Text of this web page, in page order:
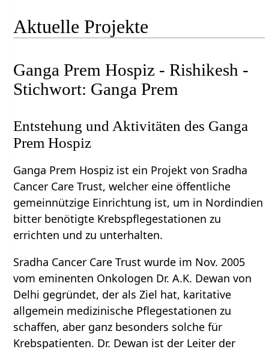
Aktuelle Projekte
Ganga Prem Hospiz - Rishikesh -
Stichwort: Ganga Prem
Entstehung und Aktivitäten des Ganga
Prem Hospiz
Ganga Prem Hospiz ist ein Projekt von Sradha
Cancer Care Trust, welcher eine öffentliche
gemeinnützige Einrichtung ist, um in Nordindien
bitter benötigte Krebspflegestationen zu
errichten und zu unterhalten.
Sradha Cancer Care Trust wurde im Nov. 2005
vom eminenten Onkologen Dr. A.K. Dewan von
Delhi gegründet, der als Ziel hat, karitative
allgemein medizinische Pflegestationen zu
schaffen, aber ganz besonders solche für
Krebspatienten. Dr. Dewan ist der Leiter der